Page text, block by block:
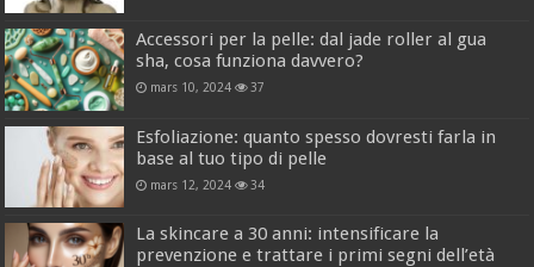
Accessori per la pelle: dal jade roller al gua
sha, cosa funziona davvero?
mars 10, 2024 37
Esfoliazione: quanto spesso dovresti farla in
base al tuo tipo di pelle
mars 12, 2024 34
La skincare a 30 anni: intensificare la
prevenzione e trattare i primi segni dell’età